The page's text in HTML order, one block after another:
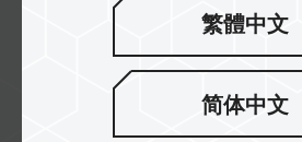
MBUZZ
繁體中文
简体中文